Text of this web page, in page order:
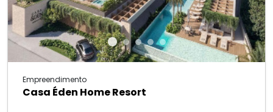
Empreendimento
Casa Éden Home Resort